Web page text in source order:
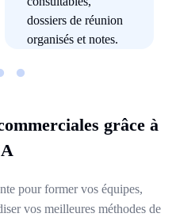
grâce à
pour former vos équipes,
vos meilleures méthodes de